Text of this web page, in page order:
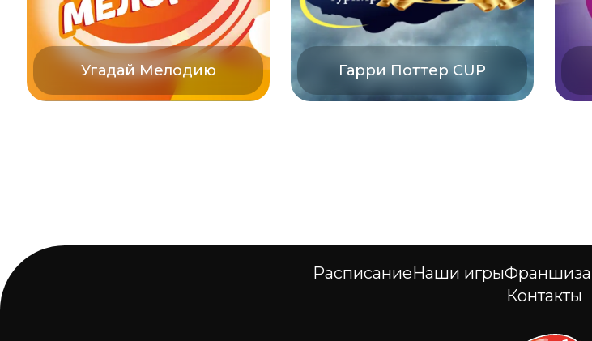
Угадай Мелодию Гарри Поттер CUP
РасписаниеНаши игрыФраншиза
Контакты